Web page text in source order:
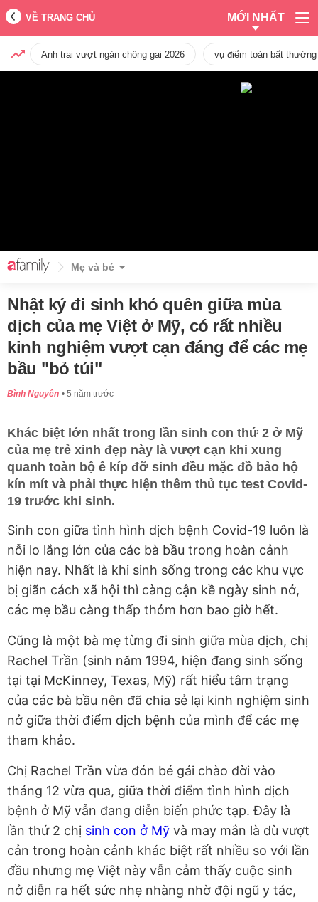
VỀ TRANG CHỦ MỚI NHẤT
Anh trai vượt ngàn chông gai 2026 vụ điểm toán bất
Mẹ và bé
Nhật ký đi sinh khó quên giữa mùa
dịch của mẹ Việt ở Mỹ, có rất nhiều
kinh nghiệm vượt cạn đáng để các mẹ
bầu "bỏ túi"
Bình Nguyên 5 năm trước
Khác biệt lớn nhất trong lần sinh con thứ 2 ở Mỹ
của mẹ trẻ xinh đẹp này là vượt cạn khi xung
quanh toàn bộ ê kíp đỡ sinh đều mặc đồ bảo hộ
kín mít và phải thực hiện thêm thủ tục test Covid-
19 trước khi sinh.
Sinh con giữa tình hình dịch bệnh Covid-19 luôn là
nỗi lo lắng lớn của các bà bầu trong hoàn cảnh
hiện nay. Nhất là khi sinh sống trong các khu vực
bị giãn cách xã hội thì càng cận kề ngày sinh nở,
các mẹ bầu càng thấp thỏm hơn bao giờ hết.
Cũng là một bà mẹ từng đi sinh giữa mùa dịch, chị
Rachel Trần (sinh năm 1994, hiện đang sinh sống
tại tại McKinney, Texas, Mỹ) rất hiểu tâm trạng
của các bà bầu nên đã chia sẻ lại kinh nghiệm sinh
nở giữa thời điểm dịch bệnh của mình để các mẹ
tham khảo.
Chị Rachel Trần vừa đón bé gái chào đời vào
tháng 12 vừa qua, giữa thời điểm tình hình dịch
bệnh ở Mỹ vẫn đang diễn biến phức tạp. Đây là
lần thứ 2 chị sinh con ở Mỹ và may mắn là dù vượt
cản trong hoàn cảnh khác biệt rất nhiều so với lần
đầu nhưng mẹ Việt này vẫn cảm thấy cuộc sinh
nở diễn ra hết sức nhẹ nhàng nhờ đội ngũ y tác,